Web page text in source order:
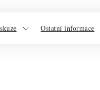
Ostatní informace